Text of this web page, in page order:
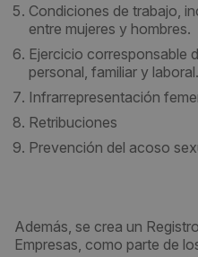
Condiciones de trabajo,
entre mujeres y hombres.
Ejercicio corresponsable
personal, familiar y laboral.
Infrarrepresentación
Retribuciones
Prevención del acoso
Además, se crea un
Empresas, como parte de